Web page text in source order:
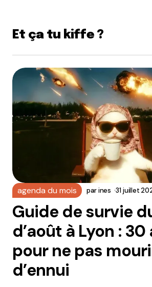
Et ça tu kiffe ?
agenda du mois parines 31 juillet
Guide de survie
d’août à Lyon :
pour ne pas
d’ennui